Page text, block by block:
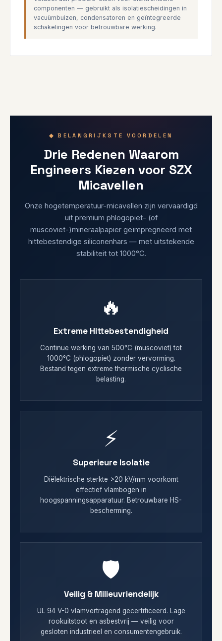
componenten — gebruikt als isolatiescheidingen in
vacuümbuizen, condensatoren en geïntegreerde
schakelingen voor betrouwbare werking.
◆ BELANGRIJKSTE VOORDELEN
Drie Redenen Waarom
Engineers Kiezen voor SZX
Micavellen
Onze hogetemperatuur-micavellen zijn vervaardigd
uit premium phlogopiet- (of
muscoviet-)mineraalpapier geïmpregneerd met
hittebestendige siliconenhars — met uitstekende
stabiliteit tot 1000°C.
🔥
Extreme Hittebestendigheid
Continue werking van 500°C (muscoviet) tot
1000°C (phlogopiet) zonder vervorming.
Bestand tegen extreme thermische cyclische
belasting.
⚡
Superieure Isolatie
Diëlektrische sterkte >20 kV/mm voorkomt
effectief vlambogen in
hoogspanningsapparatuur. Betrouwbare HS-
bescherming.
🛡️
Veilig & Milieuvriendelijk
UL 94 V-0 vlamvertragend gecertificeerd. Lage
rookuitstoot en asbestvrij — veilig voor
gesloten industrieel en consumentengebruik.